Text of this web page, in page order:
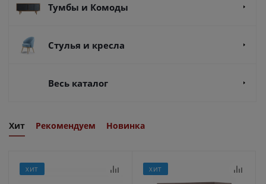
Тумбы и Комоды
Стулья и кресла
Весь каталог
Хит Рекомендуем Новинка
ХИТ ХИТ